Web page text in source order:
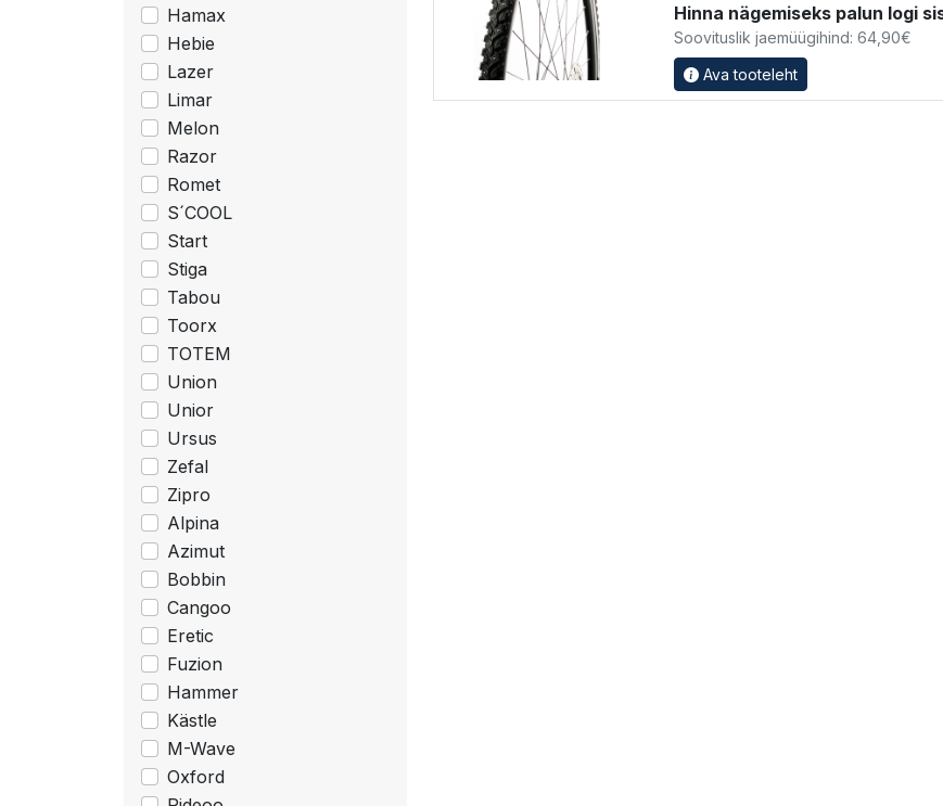
Hamax
Hebie
Lazer
Limar
Melon
Razor
Romet
S´COOL
Start
Stiga
Tabou
Toorx
TOTEM
Union
Unior
Ursus
Zefal
Zipro
Alpina
Azimut
Bobbin
Cangoo
Eretic
Fuzion
Hammer
Kästle
M-Wave
Oxford
Hinna nägemiseks palun logi
Soovituslik jaemüügihind: 64,90€
Ava tooteleht